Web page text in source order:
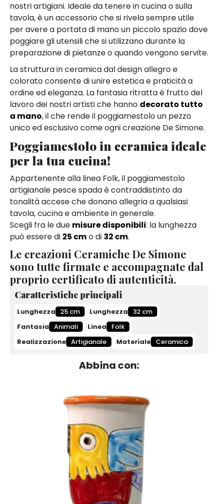
nostri artigiani. Ideale da tenere in cucina o sulla
tavola, è un accessorio che si rivela sempre utile
per avere a portata di mano un piccolo spazio dove
poggiare gli utensili che si utilizzano durante la
preparazione di pietanze o quando vengono servite.
La struttura in ceramica dal design allegro e
colorato consente di unire estetica e praticità a
ordine ed eleganza. La fantasia ritratta è frutto del
lavoro dei nostri artisti che hanno decorato tutto
a mano, il che rende il poggiamestolo un pezzo
unico ed esclusivo come ogni creazione De Simone.
Poggiamestolo in ceramica ideale
per la tua cucina!
Appartenente alla linea Folk, il poggiamestolo
artigianale pesce spada è contraddistinto da
tonalità accese che donano allegria a qualsiasi
tavola, cucina e ambiente in generale.
Scegli fra le due misure disponibili: la lunghezza
può essere di 25 cmo di 32 cm.
Le creazioni Ceramiche De Simone
sono tutte firmate e accompagnate dal
proprio certificato di autenticità.
Caratteristiche principali
Lunghezza 25 cm Lunghezza
32 cm
Fantasia Animali Linea
Folk
Realizzazione Artigianale Materiale Ceramica
Abbina con: